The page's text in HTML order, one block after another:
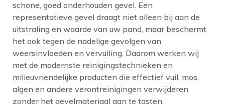
schone, goed onderhouden gevel. Een
representatieve gevel draagt niet alleen bij aan de
uitstraling en waarde van uw pand, maar beschermt
het ook tegen de nadelige gevolgen van
weersinvloeden en vervuiling. Daarom werken wij
met de modernste reinigingstechnieken en
milieuvriendelijke producten die effectief vuil, mos,
algen en andere verontreinigingen verwijderen
zonder het gevelmateriaal aan te tasten.